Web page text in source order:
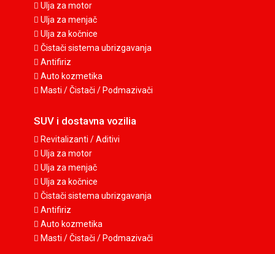
Ulja za motor
Ulja za menjač
Ulja za kočnice
Čistači sistema ubrizgavanja
Antifiriz
Auto kozmetika
Masti / Čistači / Podmazivači
SUV i dostavna vozilia
Revitalizanti / Aditivi
Ulja za motor
Ulja za menjač
Ulja za kočnice
Čistači sistema ubrizgavanja
Antifiriz
Auto kozmetika
Masti / Čistači / Podmazivači